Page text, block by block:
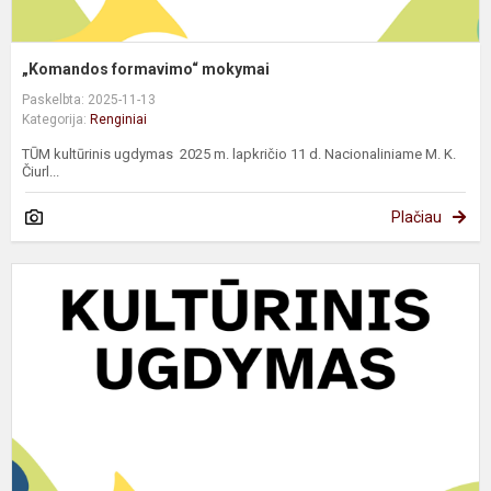
„Komandos formavimo“ mokymai
Paskelbta: 2025-11-13
Kategorija: Renginiai
TŪM kultūrinis ugdymas 2025 m. lapkričio 11 d. Nacionaliniame M. K.
Čiurl...
Plačiau